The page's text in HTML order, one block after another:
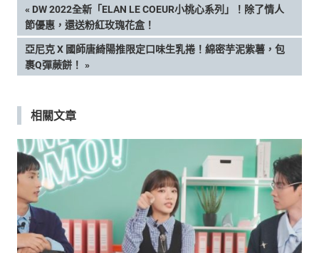
文
章
導
覽
PREVIOUS
POST:
DW 2022全新「ELAN LE COEUR小桃心系列」！除了情人
節優惠，還送粉紅玫瑰花盒！
NEXT
POST:
亞尼克 X 國師唐綺陽推限定口味生乳捲！綿密芋泥紫薯，包
裹Q彈蕨餅！
相關文章